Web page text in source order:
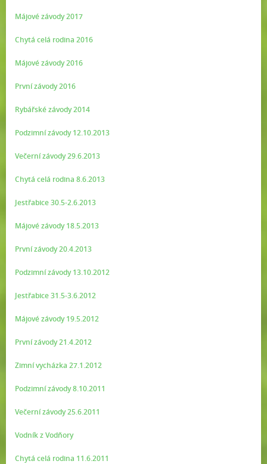
Májové závody 2017
Chytá celá rodina 2016
Májové závody 2016
První závody 2016
Rybářské závody 2014
Podzimní závody 12.10.2013
Večerní závody 29.6.2013
Chytá celá rodina 8.6.2013
Jestřabice 30.5-2.6.2013
Májové závody 18.5.2013
První závody 20.4.2013
Podzimní závody 13.10.2012
Jestřabice 31.5-3.6.2012
Májové závody 19.5.2012
První závody 21.4.2012
Zimní vycházka 27.1.2012
Podzimní závody 8.10.2011
Večerní závody 25.6.2011
Vodník z Vodňory
Chytá celá rodina 11.6.2011